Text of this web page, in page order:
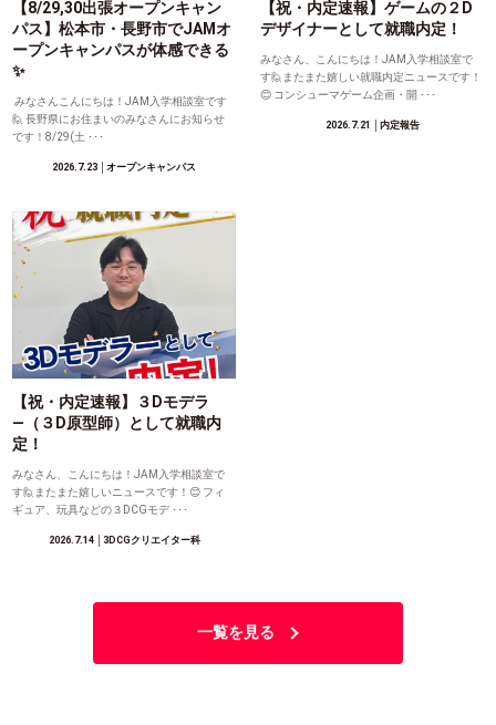
【8/29,30出張オープンキャン
パス】松本市・長野市でJAMオ
ープンキャンパスが体感できる
✨
みなさんこんにちは！JAM入学相談室です
🙋 長野県にお住まいのみなさんにお知らせ
です！8/29(土 ･･･
2026.7.23 │オープンキャンパス
【祝・内定速報】ゲームの２D
デザイナーとして就職内定！
みなさん、こんにちは！JAM入学相談室で
す🙋またまた嬉しい就職内定ニュースです！
😊 コンシューマゲーム企画・開 ･･･
2026.7.21 │内定報告
【祝・内定速報】３Dモデラ
―（３D原型師）として就職内
定！
みなさん、こんにちは！JAM入学相談室で
す🙋またまた嬉しいニュースです！😊 フィ
ギュア、玩具などの３DCGモデ ･･･
2026.7.14│3DCGクリエイター科
一覧を見る